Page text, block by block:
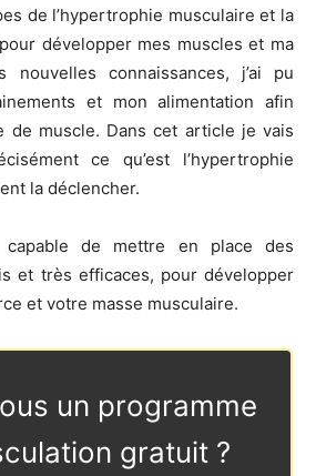
de l’hypertrophie musculaire et la
développer mes muscles et ma
connaissances, j’ai pu
et mon alimentation afin
de muscle. Dans cet article je vais
ce qu’est l’hypertrophie
la déclencher.
de mettre en place des
et très efficaces, pour développer
et votre masse musculaire.
un programme
gratuit ?